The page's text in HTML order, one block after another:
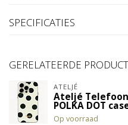
SPECIFICATIES
GERELATEERDE
ATELJÉ
Ateljé
POLKA DOT
Op voorraad